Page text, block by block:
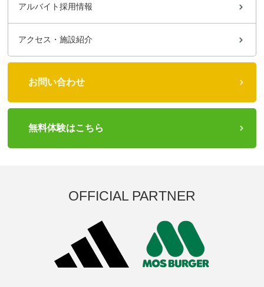
アルバイト採用情報
アクセス・施設紹介
お問い合わせ
無料体験はこちら
OFFICIAL PARTNER